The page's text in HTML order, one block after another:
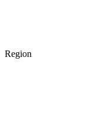
Region